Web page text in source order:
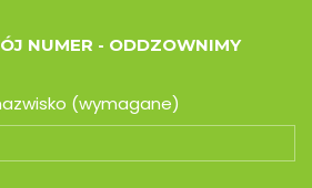
NUMER - ODDZOWNIMY
(wymagane)